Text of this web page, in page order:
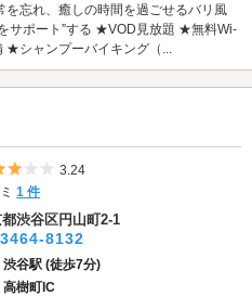
忘れ、癒しの時間を過ごせるバリ風
サポート”する ★VOD見放題 ★無料Wi-
シャンプーバイキング（...
5つ星のうち3
3.24
ミ1 件
渋谷区円山町2-1
8132
渋谷駅 (徒歩7分)
高樹町IC